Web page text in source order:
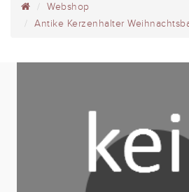
Webshop
Antike Kerzenhalter